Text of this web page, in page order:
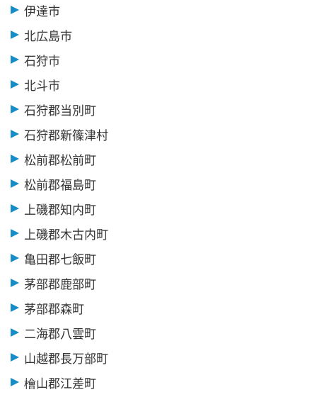
伊達市
北広島市
石狩市
北斗市
石狩郡当別町
石狩郡新篠津村
松前郡松前町
松前郡福島町
上磯郡知内町
上磯郡木古内町
亀田郡七飯町
茅部郡鹿部町
茅部郡森町
二海郡八雲町
山越郡長万部町
檜山郡江差町